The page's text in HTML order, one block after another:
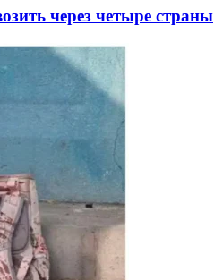
через четыре страны